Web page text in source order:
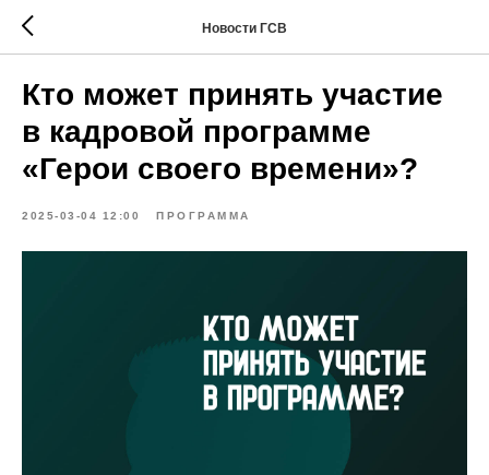
Новости ГСВ
Кто может принять участие
в кадровой программе
«Герои своего времени»?
2025-03-04 12:00 ПРОГРАММА